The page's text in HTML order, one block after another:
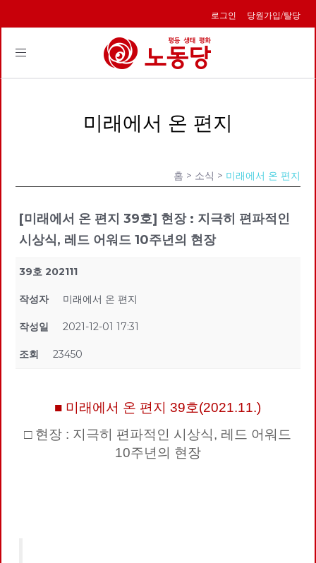
로그인 당원가입/탈당
Toggle
미래에서 온 편지
홈 > 소식 > 미래에서 온 편지
[미래에서 온 편지 39호] 현장 : 지극히 편파적인
시상식, 레드 어워드 10주년의 현장
39호 202111
작성자 미래에서 온 편지
작성일 2021-12-01 17:31
조회 23450
■ 미래에서 온 편지 39호(2021.11.)
□ 현장 : 지극히 편파적인 시상식, 레드 어워드
10주년의 현장